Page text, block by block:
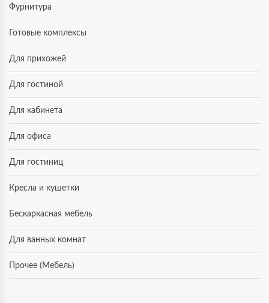
Фурнитура
Готовые комплексы
Для прихожей
Для гостиной
Для кабинета
Для офиса
Для гостиниц
Кресла и кушетки
Бескаркасная мебель
Для ванных комнат
Прочее (Мебель)